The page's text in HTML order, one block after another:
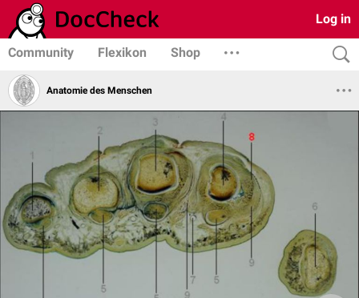
Log in
Community Flexikon Shop
Anatomie des Menschen